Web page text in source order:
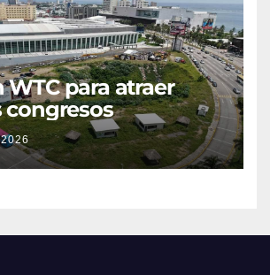
para atraer
congresos